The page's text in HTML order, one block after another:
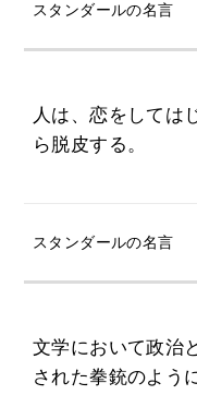
スタンダールの名言
人は、恋をしては
ら脱皮する。
スタンダールの名言
文学において政治
された拳銃のよう